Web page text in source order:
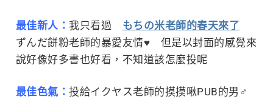
最佳新人： 我只看過 もちの米老師的春天來了
ずんだ餅粉老師的暴愛友情♥ 但是以封面的感覺來
說好像好多書也好看，不知道該怎麼投呢
最佳色氣： 投給イクヤス老師的摸摸啾PUB的男♂